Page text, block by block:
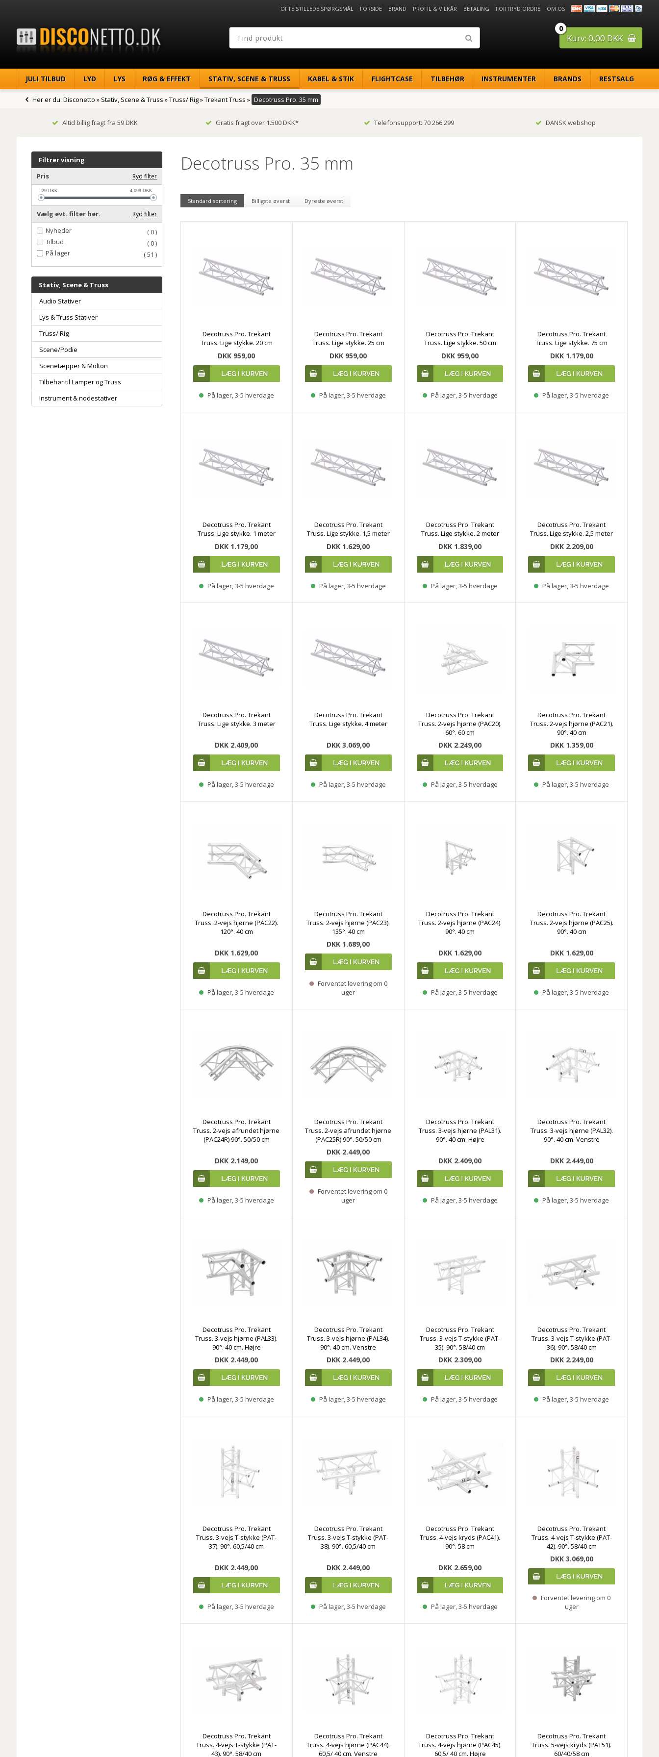
0
Kurv: 0,00 DKK
OFTE STILLEDE SPØRGSMÅL FORSIDE BRAND PROFIL & VILKÅR BETALING FORTRYD ORDRE OM OS
JULI TILBUD LYD LYS RØG & EFFEKT STATIV, SCENE & TRUSS KABEL & STIK FLIGHTCASE TILBEHØR INSTRUMENTER BRANDS RESTSALG
Her er du: Disconetto » Stativ, Scene & Truss »Truss/ Rig»Trekant Truss » Decotruss Pro. 35 mm
Altid billig fragt fra 59 DKK Gratis fragt over 1.500 DKK* Telefonsupport: 70 266 299 DANSK webshop
Filtrer visning
Pris
Ryd filter
29DKK 4,099DKK
Vælg evt. filter her. Ryd filter
Nyheder
( 0 )
Tilbud
( 0 )
På lager
( 51 )
Stativ, Scene & Truss
Audio Stativer
Lys & Truss Stativer
Truss/ Rig
Scene/Podie
Scenetæpper & Molton
Tilbehør til Lamper og Truss
Instrument & nodestativer
Decotruss Pro. 35 mm
Standard sortering Billigste øverst Dyreste øverst
Decotruss Pro. Trekant
Truss. Lige stykke. 20 cm
DKK 959,00
På lager, 3-5 hverdage
Decotruss Pro. Trekant
Truss. Lige stykke. 25 cm
DKK 959,00
På lager, 3-5 hverdage
Decotruss Pro. Trekant
Truss. Lige stykke. 50 cm
DKK 959,00
På lager, 3-5 hverdage
Decotruss Pro. Trekant
Truss. Lige stykke. 75 cm
DKK 1.179,00
På lager, 3-5 hverdage
Decotruss Pro. Trekant
Truss. Lige stykke. 1 meter
DKK 1.179,00
På lager, 3-5 hverdage
Decotruss Pro. Trekant
Truss. Lige stykke. 1,5 meter
DKK 1.629,00
På lager, 3-5 hverdage
Decotruss Pro. Trekant
Truss. Lige stykke. 2 meter
DKK 1.839,00
På lager, 3-5 hverdage
Decotruss Pro. Trekant
Truss. Lige stykke. 2,5 meter
DKK 2.209,00
På lager, 3-5 hverdage
Decotruss Pro. Trekant
Truss. Lige stykke. 3 meter
DKK 2.409,00
På lager, 3-5 hverdage
Decotruss Pro. Trekant
Truss. Lige stykke. 4 meter
DKK 3.069,00
På lager, 3-5 hverdage
Decotruss Pro. Trekant
Truss. 2-vejs hjørne (PAC20).
60°. 60 cm
DKK 2.249,00
På lager, 3-5 hverdage
Decotruss Pro. Trekant
Truss. 2-vejs hjørne (PAC21).
90°. 40 cm
DKK 1.359,00
På lager, 3-5 hverdage
Decotruss Pro. Trekant
Truss. 2-vejs hjørne (PAC22).
120°. 40 cm
DKK 1.629,00
På lager, 3-5 hverdage
Decotruss Pro. Trekant
Truss. 2-vejs hjørne (PAC23).
135°. 40 cm
DKK 1.689,00
Forventet levering om 0
uger
Decotruss Pro. Trekant
Truss. 2-vejs hjørne (PAC24).
90°. 40 cm
DKK 1.629,00
På lager, 3-5 hverdage
Decotruss Pro. Trekant
Truss. 2-vejs hjørne (PAC25).
90°. 40 cm
DKK 1.629,00
På lager, 3-5 hverdage
Decotruss Pro. Trekant
Truss. 2-vejs afrundet hjørne
(PAC24R) 90°. 50/50 cm
DKK 2.149,00
På lager, 3-5 hverdage
Decotruss Pro. Trekant
Truss. 2-vejs afrundet hjørne
(PAC25R) 90°. 50/50 cm
DKK 2.449,00
Forventet levering om 0
uger
Decotruss Pro. Trekant
Truss. 3-vejs hjørne (PAL31).
90°. 40 cm. Højre
DKK 2.409,00
På lager, 3-5 hverdage
Decotruss Pro. Trekant
Truss. 3-vejs hjørne (PAL32).
90°. 40 cm. Venstre
DKK 2.449,00
På lager, 3-5 hverdage
Decotruss Pro. Trekant
Truss. 3-vejs hjørne (PAL33).
90°. 40 cm. Højre
DKK 2.449,00
På lager, 3-5 hverdage
Decotruss Pro. Trekant
Truss. 3-vejs hjørne (PAL34).
90°. 40 cm. Venstre
DKK 2.449,00
På lager, 3-5 hverdage
Decotruss Pro. Trekant
Truss. 3-vejs T-stykke (PAT-
35). 90°. 58/40 cm
DKK 2.309,00
På lager, 3-5 hverdage
Decotruss Pro. Trekant
Truss. 3-vejs T-stykke (PAT-
36). 90°. 58/40 cm
DKK 2.249,00
På lager, 3-5 hverdage
Decotruss Pro. Trekant
Truss. 3-vejs T-stykke (PAT-
37). 90°. 60,5/40 cm
DKK 2.449,00
På lager, 3-5 hverdage
Decotruss Pro. Trekant
Truss. 3-vejs T-stykke (PAT-
38). 90°. 60,5/40 cm
DKK 2.449,00
På lager, 3-5 hverdage
Decotruss Pro. Trekant
Truss. 4-vejs kryds (PAC41).
90°. 58 cm
DKK 2.659,00
På lager, 3-5 hverdage
Decotruss Pro. Trekant
Truss. 4-vejs T-stykke (PAT-
42). 90°. 58/40 cm
DKK 3.069,00
Forventet levering om 0
uger
Decotruss Pro. Trekant
Truss. 4-vejs T-stykke (PAT-
43). 90°. 58/40 cm
Decotruss Pro. Trekant
Truss. 4-vejs hjørne (PAC44).
60,5/ 40 cm. Venstre
Decotruss Pro. Trekant
Truss. 4-vejs hjørne (PAC45).
60,5/ 40 cm. Højre
Decotruss Pro. Trekant
Truss. 5-vejs kryds (PAT51).
60/40/58 cm